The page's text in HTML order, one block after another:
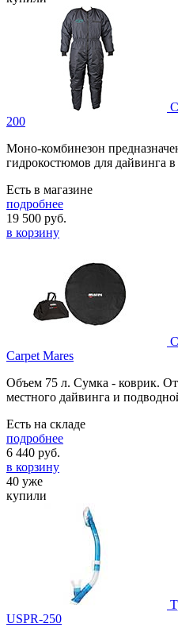
200
Моно-комбинезон
гидрокостюмов для дайвинга
Есть в магазине
подробнее
19 500 руб.
в корзину
Carpet Mares
Объем 75 л. Сумка - коврик.
местного дайвинга и
Есть на складе
подробнее
6 440 руб.
в корзину
40 уже
купили
USPR-250